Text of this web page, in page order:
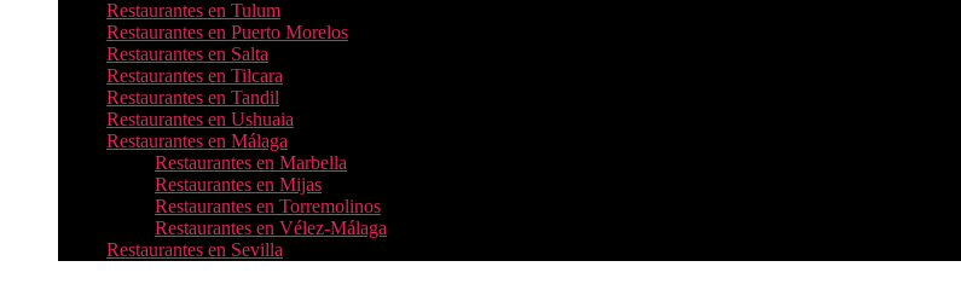
Restaurantes en Tulum
Restaurantes en Puerto Morelos
Restaurantes en Salta
Restaurantes en Tilcara
Restaurantes en Tandil
Restaurantes en Ushuaia
Restaurantes en Málaga
Restaurantes en Marbella
Restaurantes en Mijas
Restaurantes en Torremolinos
Restaurantes en Vélez-Málaga
Restaurantes en Sevilla